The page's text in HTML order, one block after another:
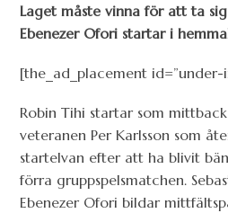
Laget måste vinna för att ta
Ebenezer Ofori startar i
[the_ad_placement id=”under-
Robin Tihi startar som
veteranen Per Karlsson som
startelvan efter att ha blivit
förra gruppspelsmatchen.
Ebenezer Ofori bildar